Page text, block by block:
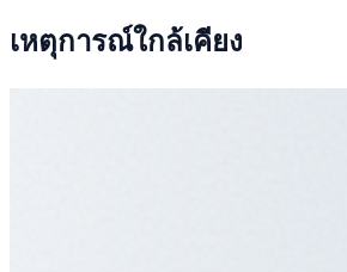
เหตุการณ์ใกล้เคียง